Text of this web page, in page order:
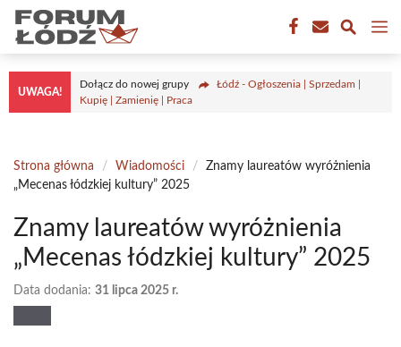
Przejdź
treści
UWAGA!
Dołącz do nowej grupy
Łódź - Ogłoszenia | Sprzedam |
Kupię | Zamienię | Praca
Strona główna / Wiadomości /
Znamy laureatów wyróżnienia
„Mecenas łódzkiej kultury” 2025
Znamy laureatów wyróżnienia
„Mecenas łódzkiej kultury” 2025
Data dodania: 31 lipca 2025 r.